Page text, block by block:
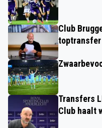
Club
toptransfer
Transfers
Club haalt